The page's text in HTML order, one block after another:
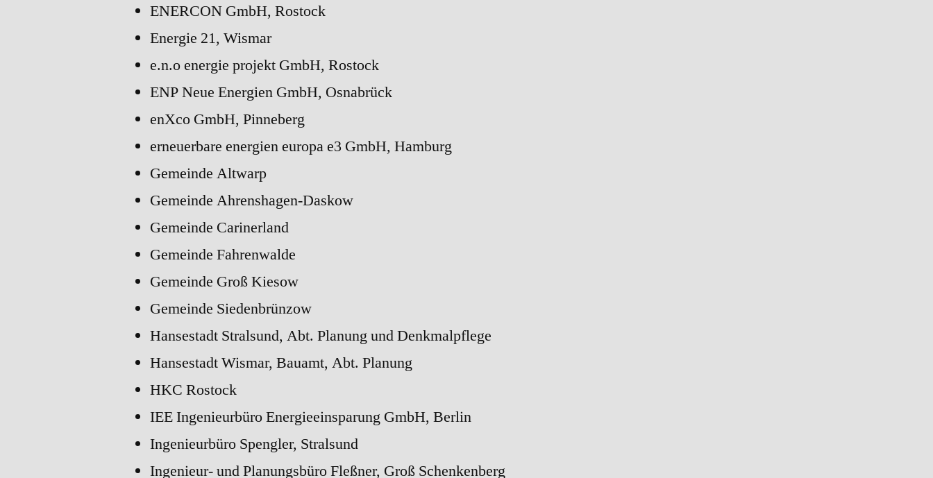
ENERCON GmbH, Rostock
Energie 21, Wismar
e.n.o energie projekt GmbH, Rostock
ENP Neue Energien GmbH, Osnabrück
enXco GmbH, Pinneberg
erneuerbare energien europa e3 GmbH, Hamburg
Gemeinde Altwarp
Gemeinde Ahrenshagen-Daskow
Gemeinde Carinerland
Gemeinde Fahrenwalde
Gemeinde Groß Kiesow
Gemeinde Siedenbrünzow
Hansestadt Stralsund, Abt. Planung und Denkmalpflege
Hansestadt Wismar, Bauamt, Abt. Planung
HKC Rostock
IEE Ingenieurbüro Energieeinsparung GmbH, Berlin
Ingenieurbüro Spengler, Stralsund
Ingenieur- und Planungsbüro Fleßner, Groß Schenkenberg